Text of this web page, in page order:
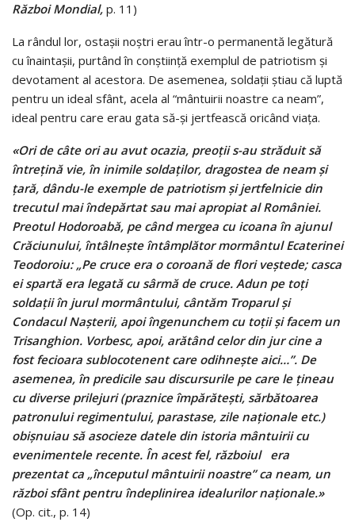
Război Mondial, p. 11)
La rândul lor, ostaşii noştri erau într-o permanentă legătură
cu înaintaşii, purtând în conştiinţă exemplul de patriotism şi
devotament al acestora. De asemenea, soldaţii ştiau că luptă
pentru un ideal sfânt, acela al “mântuirii noastre ca neam”,
ideal pentru care erau gata să-şi jertfească oricând viaţa.
«Ori de câte ori au avut ocazia, preoţii s-au străduit să
întreţină vie, în inimile soldaţilor, dragostea de neam şi
ţară, dându-le exemple de patriotism şi jertfelnicie din
trecutul mai îndepărtat sau mai apropiat al României.
Preotul Hodoroabă, pe când mergea cu icoana în ajunul
Crăciunului, întâlneşte întâmplător mormântul Ecaterinei
Teodoroiu: „Pe cruce era o coroană de flori veştede; casca
ei spartă era legată cu sârmă de cruce. Adun pe toţi
soldaţii în jurul mormântului, cântăm Troparul şi
Condacul Naşterii, apoi îngenunchem cu toţii şi facem un
Trisanghion. Vorbesc, apoi, arătând celor din jur cine a
fost fecioara sublocotenent care odihneşte aici…”. De
asemenea, în predicile sau discursurile pe care le ţineau
cu diverse prilejuri (praznice împărăteşti, sărbătoarea
patronului regimentului, parastase, zile naţionale etc.)
obişnuiau să asocieze datele din istoria mântuirii cu
evenimentele recente. În acest fel, războiul era
prezentat ca „începutul mântuirii noastre” ca neam, un
război sfânt pentru îndeplinirea idealurilor naţionale.»
(Op. cit., p. 14)